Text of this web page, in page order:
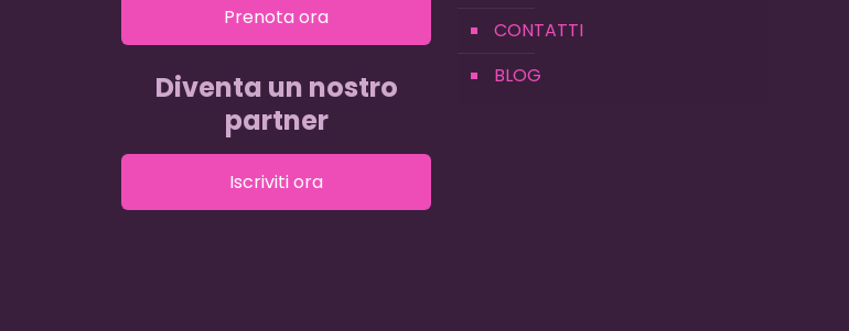
Prenota ora
Diventa un nostro
partner
Iscriviti ora
CONTATTI
BLOG